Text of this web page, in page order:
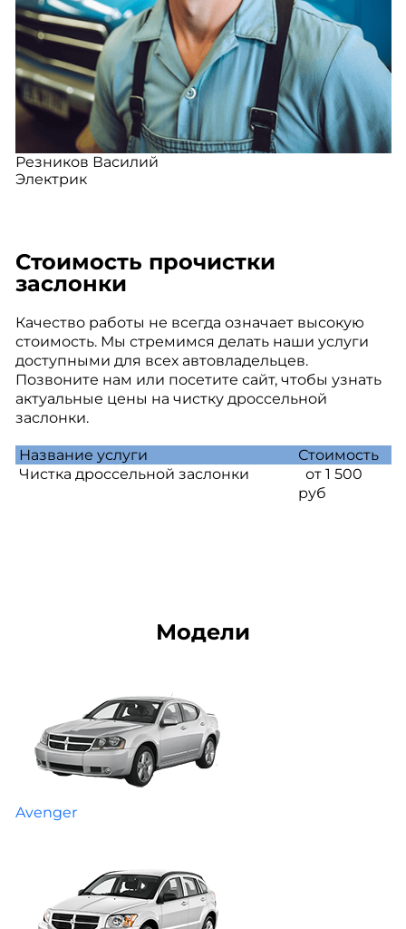
Резников Василий
Электрик
Стоимость прочистки
заслонки
Качество работы не всегда означает высокую
стоимость. Мы стремимся делать наши услуги
доступными для всех автовладельцев.
Позвоните нам или посетите сайт, чтобы узнать
актуальные цены на чистку дроссельной
заслонки.
Название услуги
Стоимость
Чистка дроссельной заслонки
от 1 500
руб
Модели
Avenger